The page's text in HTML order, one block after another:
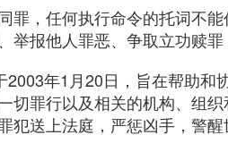
罪，任何执行命令的托词不
报他人罪恶、争取立功赎罪
年1月20日，旨在帮助和
切罪行以及相关的机构、组
送上法庭，严惩凶手，警醒